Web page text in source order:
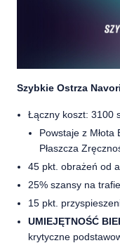
Szybkie Ostrza Navori
Łączny koszt: 3100
Powstaje z Młota
Płaszcza
45 pkt. obrażeń od
25% szansy na
15 pkt.
UMIEJĘTNOŚĆ
krytyczne